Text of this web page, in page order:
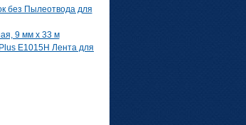
без Пылеотвода для
9 мм х 33 м
E1015H Лента для